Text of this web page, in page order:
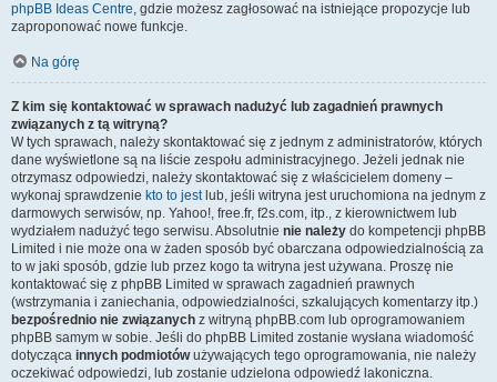
phpBB Ideas Centre, gdzie możesz zagłosować na istniejące propozycje lub
zaproponować nowe funkcje.
Na górę
Z kim się kontaktować w sprawach nadużyć lub zagadnień prawnych
związanych z tą witryną?
W tych sprawach, należy skontaktować się z jednym z administratorów, których
dane wyświetlone są na liście zespołu administracyjnego. Jeżeli jednak nie
otrzymasz odpowiedzi, należy skontaktować się z właścicielem domeny –
wykonaj sprawdzenie kto to jestlub, jeśli witryna jest uruchomiona na jednym z
darmowych serwisów, np. Yahoo!, free.fr, f2s.com, itp., z kierownictwem lub
wydziałem nadużyć tego serwisu. Absolutnie nie należy do kompetencji phpBB
Limited i nie może ona w żaden sposób być obarczana odpowiedzialnością za
to w jaki sposób, gdzie lub przez kogo ta witryna jest używana. Proszę nie
kontaktować się z phpBB Limited w sprawach zagadnień prawnych
(wstrzymania i zaniechania, odpowiedzialności, szkalujących komentarzy itp.)
bezpośrednio nie związanych z witryną phpBB.com lub oprogramowaniem
phpBB samym w sobie. Jeśli do phpBB Limited zostanie wysłana wiadomość
dotycząca innych podmiotówużywających tego oprogramowania, nie należy
oczekiwać odpowiedzi, lub zostanie udzielona odpowiedź lakoniczna.